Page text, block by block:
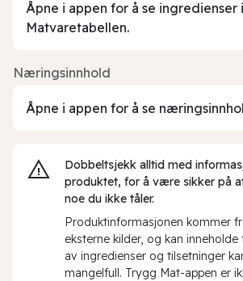
Åpne i appen for å se ingredienser i
Matvaretabellen.
Næringsinnhold
Åpne i appen for å se
Dobbeltsjekk alltid med
produktet, for å være sikker på
noe du ikke tåler.
Produktinformasjonen kommer
eksterne kilder, og kan inneholde
av ingredienser og tilsetninger
mangelfull. Trygg Mat-appen er